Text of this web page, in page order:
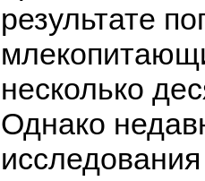
результате
несколько
Однако